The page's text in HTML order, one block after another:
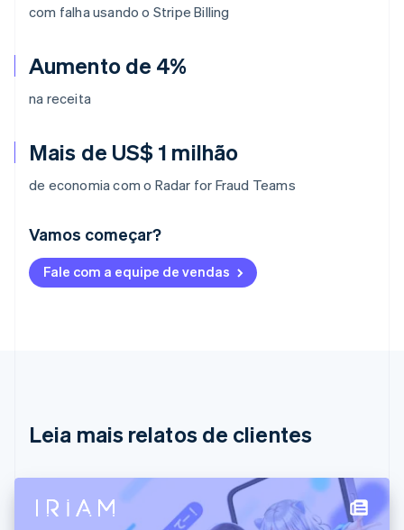
com falha usando o Stripe Billing
Aumento de 4%
na receita
Mais de US$ 1 milhão
de economia com o Radar for Fraud Teams
Vamos começar?
Fale com a equipe de vendas
Leia mais relatos de clientes
DeutschEnglish
Austrália
Bulgária
China continental
English